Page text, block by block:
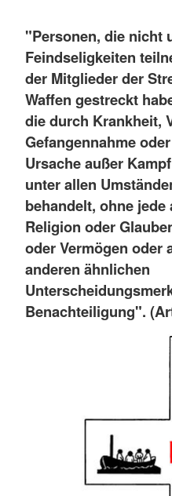
"Personen, die nicht
Feindseligkeiten
der Mitglieder der
Waffen gestreckt
die durch Krankheit,
Gefangennahme
Ursache außer
unter allen
behandelt, ohne jede
Religion oder
oder Vermögen oder
anderen ähnlichen
Benachteiligung".